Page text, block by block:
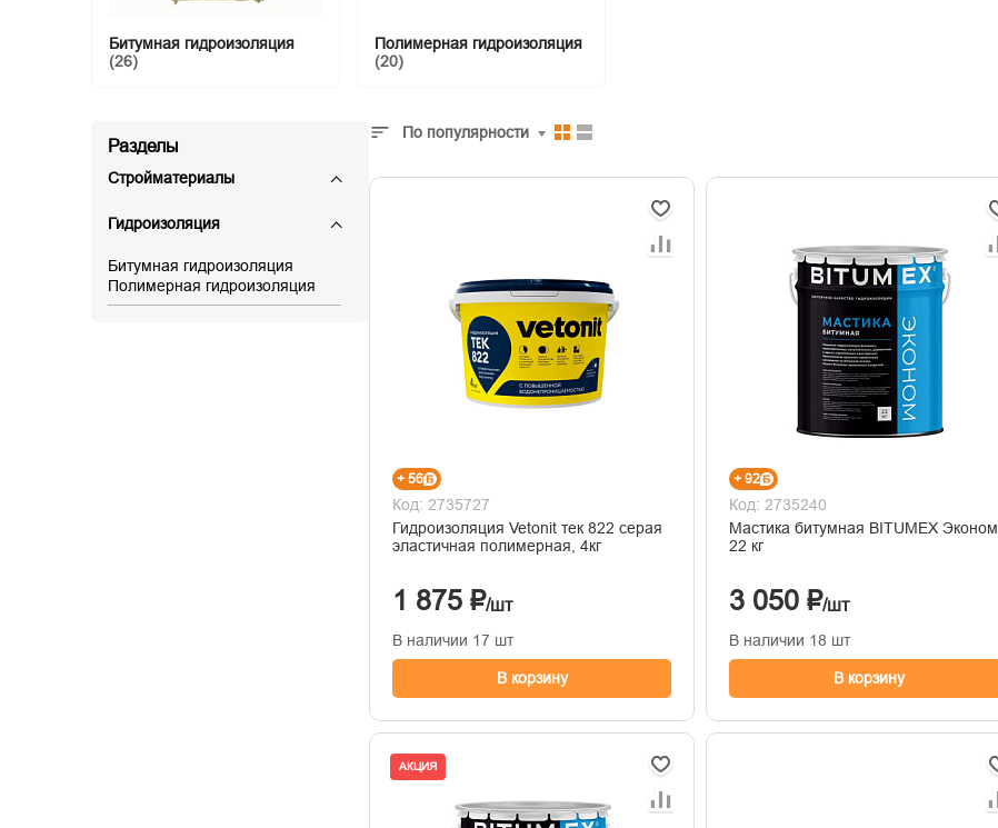
Битумная гидроизоляция
(26)
Полимерная гидроизоляция
(20)
Разделы
Стройматериалы
Гидроизоляция
Битумная гидроизоляция
Полимерная гидроизоляция
По популярности
+ 56
Код: 2735727
Гидроизоляция Vetonit тек 822 серая
эластичная полимерная, 4кг
1 875 ₽/шт
В наличии 17 шт
В корзину
+ 92
Код: 2735240
Мастика битумная BITUMEX Эконом
22 кг
3 050 ₽/шт
В наличии 18 шт
В корзину
АКЦИЯ